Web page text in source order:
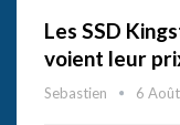
Les SSD
voient leur
Sebastien 6